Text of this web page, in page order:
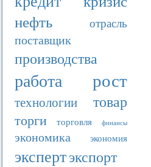
нефть
отрасль
поставщик
производства
работа рост
технологии товар
торги торговля финансы
экономика экономия
экспертэкспорт